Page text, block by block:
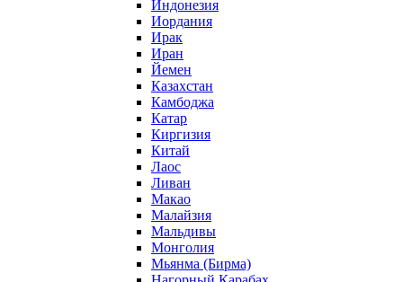
Индонезия
Иордания
Ирак
Иран
Йемен
Казахстан
Камбоджа
Катар
Киргизия
Китай
Лаос
Ливан
Макао
Малайзия
Мальдивы
Монголия
Мьянма (Бирма)